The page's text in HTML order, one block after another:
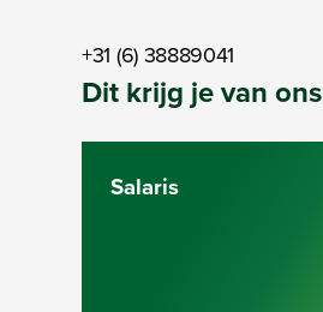
+31 (6) 38889041
Dit krijg je van ons
Salaris